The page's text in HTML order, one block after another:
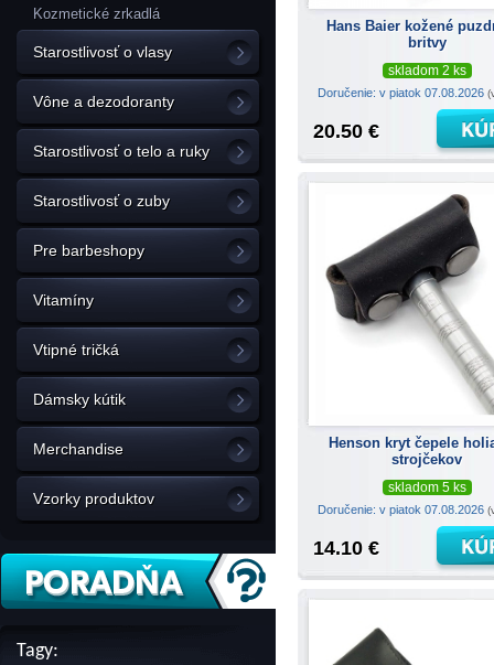
Kozmetické zrkadlá
Starostlivosť o vlasy
Vône a dezodoranty
Starostlivosť o telo a ruky
Starostlivosť o zuby
Pre barbeshopy
Vitamíny
Vtipné tričká
Dámsky kútik
Merchandise
Vzorky produktov
Tagy:
Hans Baier kožené
britvy
skladom 2 ks
Doručenie: v piatok 07.08.2026
20.50 €
Henson kryt čepele
strojčekov
skladom 5 ks
Doručenie: v piatok 07.08.2026
14.10 €